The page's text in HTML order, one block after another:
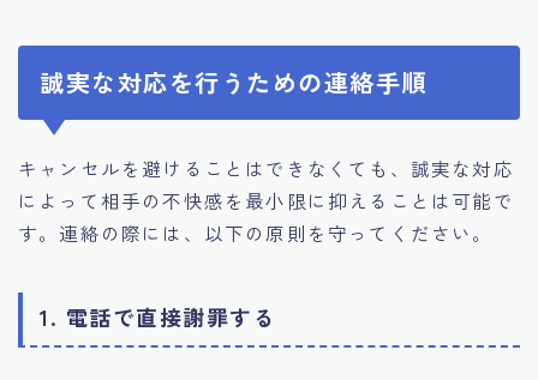
誠実な対応を行うための連絡手順
キャンセルを避けることはできなくても、誠実な対応
によって相手の不快感を最小限に抑えることは可能で
す。連絡の際には、以下の原則を守ってください。
1. 電話で直接謝罪する